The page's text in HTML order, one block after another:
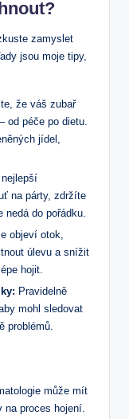
zamyslet
jsou moje tipy,
že váš zubař
od péče po dietu.
jídel,
na párty, zdržíte
do pořádku.
objeví otok,
úlevu a snížit
hojit.
Pravidelně
mohl sledovat
problémů.
může mít
na proces hojení.